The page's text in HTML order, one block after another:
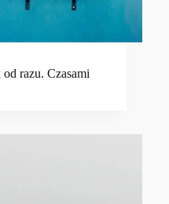
razu. Czasami